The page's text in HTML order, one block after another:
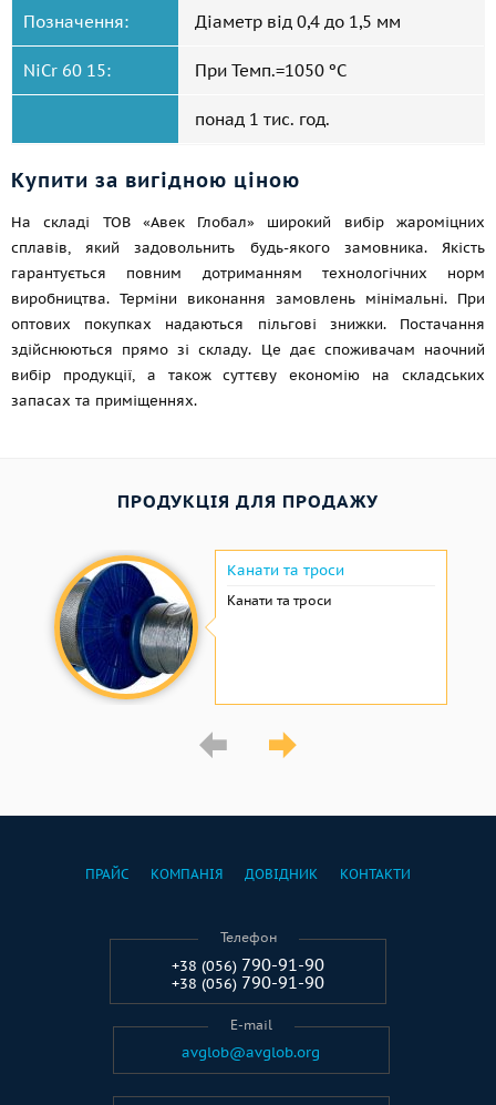
Позначення: Діаметр від 0,4 до 1,5 мм
NiCr 60 15: При Темп.=1050 ºС
понад 1 тис. год.
Купити за вигідною ціною
На складі ТОВ «Авек Глобал» широкий вибір жароміцних
сплавів, який задовольнить будь-якого замовника. Якість
гарантується повним дотриманням технологічних норм
виробництва. Терміни виконання замовлень мінімальні. При
оптових покупках надаються пільгові знижки. Постачання
здійснюються прямо зі складу. Це дає споживачам наочний
вибір продукції, а також суттєву економію на складських
запасах та приміщеннях.
ПРОДУКЦІЯ ДЛЯ ПРОДАЖУ
Канати та троси
Канати та троси
ПРАЙС КОМПАНІЯ ДОВІДНИК КОНТАКТИ
Телефон
+38 (056) 790-91-90
+38 (056) 790-91-90
E-mail
avglob@avglob.org